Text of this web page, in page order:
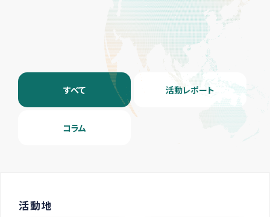
すべて 活動レポート
コラム
活動地